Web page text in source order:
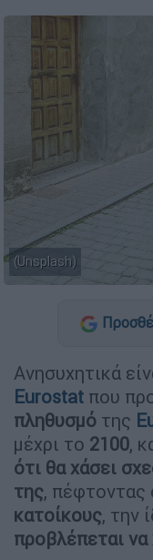
(Unsplash)
Ανησυχητικά
Eurostat που
πληθυσμό της
μέχρι το 2100,
ότι θα χάσει
της, πέφτοντας
κατοίκους, την
προβλέπεται